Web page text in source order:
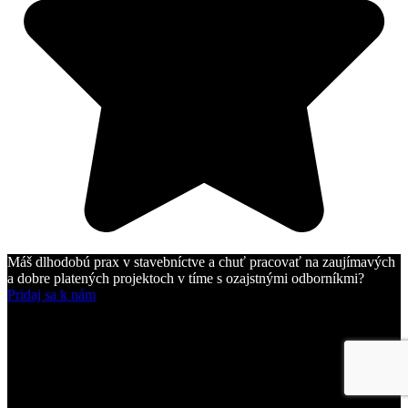
Máš dlhodobú prax v stavebníctve a chuť pracovať na zaujímavých
a dobre platených projektoch v tíme s ozajstnými odborníkmi?
Pridaj sa k nám